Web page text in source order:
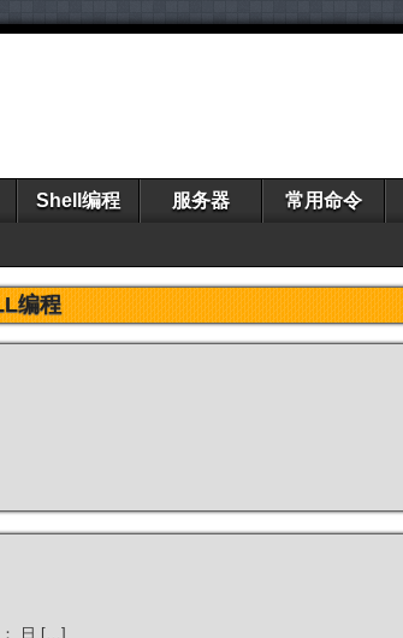
Shell编程 服务器 常用命令
编程
： 日 […]